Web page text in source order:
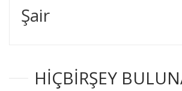
Şair
HIÇBIRŞEY